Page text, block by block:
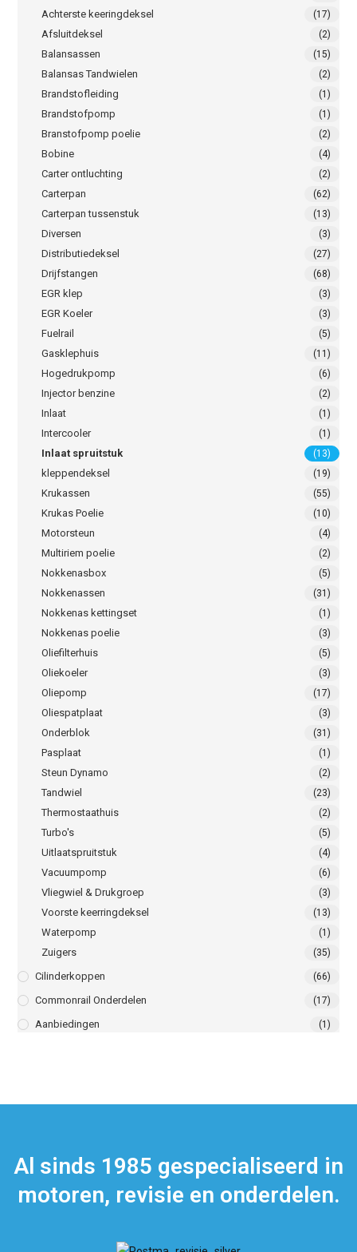
Achterste keeringdeksel (17)
Afsluitdeksel (2)
Balansassen (15)
Balansas Tandwielen (2)
Brandstofleiding (1)
Brandstofpomp (1)
Branstofpomp poelie (2)
Bobine (4)
Carter ontluchting (2)
Carterpan (62)
Carterpan tussenstuk (13)
Diversen (3)
Distributiedeksel (27)
Drijfstangen (68)
EGR klep (3)
EGR Koeler (3)
Fuelrail (5)
Gasklephuis (11)
Hogedrukpomp (6)
Injector benzine (2)
Inlaat (1)
Intercooler (1)
Inlaat spruitstuk (13)
kleppendeksel (19)
Krukassen (55)
Krukas Poelie (10)
Motorsteun (4)
Multiriem poelie (2)
Nokkenasbox (5)
Nokkenassen (31)
Nokkenas kettingset (1)
Nokkenas poelie (3)
Oliefilterhuis (5)
Oliekoeler (3)
Oliepomp (17)
Oliespatplaat (3)
Onderblok (31)
Pasplaat (1)
Steun Dynamo (2)
Tandwiel (23)
Thermostaathuis (2)
Turbo's (5)
Uitlaatspruitstuk (4)
Vacuumpomp (6)
Vliegwiel & Drukgroep (3)
Voorste keerringdeksel (13)
Waterpomp (1)
Zuigers (35)
Cilinderkoppen (66)
Commonrail Onderdelen (17)
Aanbiedingen (1)
Al sinds 1985 gespecialiseerd in
motoren, revisie en onderdelen.